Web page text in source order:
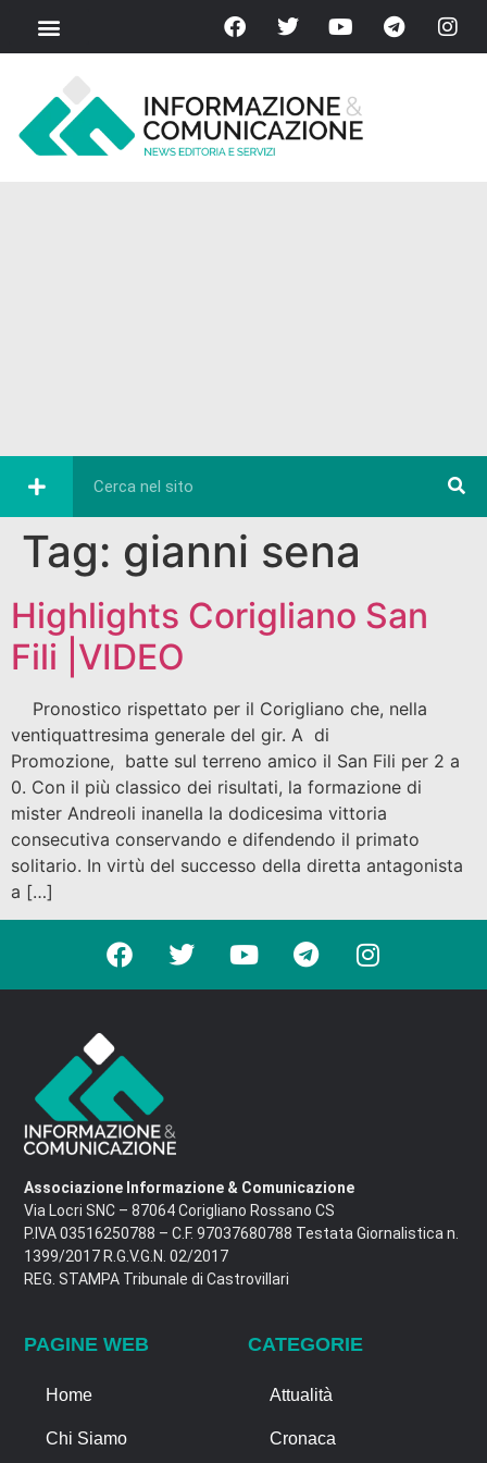
Tag: gianni sena
Highlights Corigliano San
Fili |VIDEO
Pronostico rispettato per il Corigliano che, nella
ventiquattresima generale del gir. A di
Promozione, batte sul terreno amico il San Fili per 2 a
0. Con il più classico dei risultati, la formazione di
mister Andreoli inanella la dodicesima vittoria
consecutiva conservando e difendendo il primato
solitario. In virtù del successo della diretta antagonista
a […]
Associazione Informazione & Comunicazione
Via Locri SNC – 87064 Corigliano Rossano CS
P.IVA 03516250788 – C.F. 97037680788 Testata Giornalistica n.
1399/2017 R.G.V.G.N. 02/2017
REG. STAMPA Tribunale di Castrovillari
PAGINE WEB
Home
Chi Siamo
CATEGORIE
Attualità
Cronaca